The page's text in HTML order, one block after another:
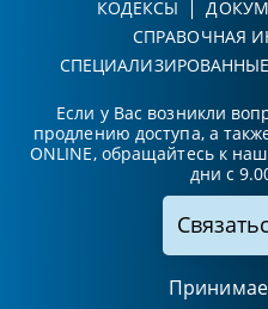
КОДЕКСЫ
СПРАВОЧНАЯ
Если у Вас возникли
продлению доступа, а
ONLINE, обращайтесь к
дни с